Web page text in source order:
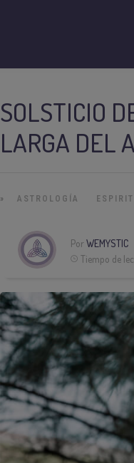
SOLSTICIO
LARGA DEL
» ASTROLOGÍA
Por WEMYSTIC
Tiempo de